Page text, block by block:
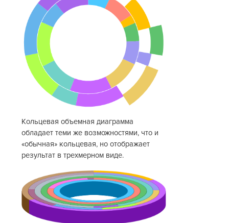
Кольцевая объемная диаграмма
обладает теми же возможностями, что и
«обычная» кольцевая, но отображает
результат в трехмерном виде.